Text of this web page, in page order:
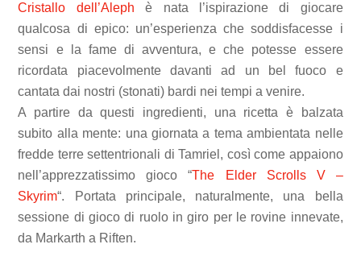
Cristallo dell’Aleph è nata l’ispirazione di giocare
qualcosa di epico: un’esperienza che soddisfacesse i
sensi e la fame di avventura, e che potesse essere
ricordata piacevolmente davanti ad un bel fuoco e
cantata dai nostri (stonati) bardi nei tempi a venire.
A partire da questi ingredienti, una ricetta è balzata
subito alla mente: una giornata a tema ambientata nelle
fredde terre settentrionali di Tamriel, così come appaiono
nell’apprezzatissimo gioco “The Elder Scrolls V –
Skyrim“. Portata principale, naturalmente, una bella
sessione di gioco di ruolo in giro per le rovine innevate,
da Markarth a Riften.